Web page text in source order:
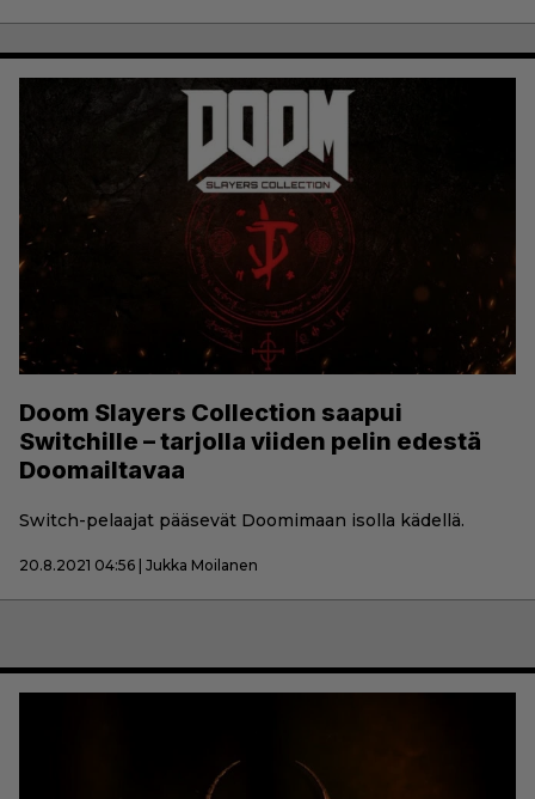
Doom Slayers Collection saapui
Switchille – tarjolla viiden pelin edestä
Doomailtavaa
Switch-pelaajat pääsevät Doomimaan isolla kädellä.
20.8.2021 04:56 | Jukka Moilanen